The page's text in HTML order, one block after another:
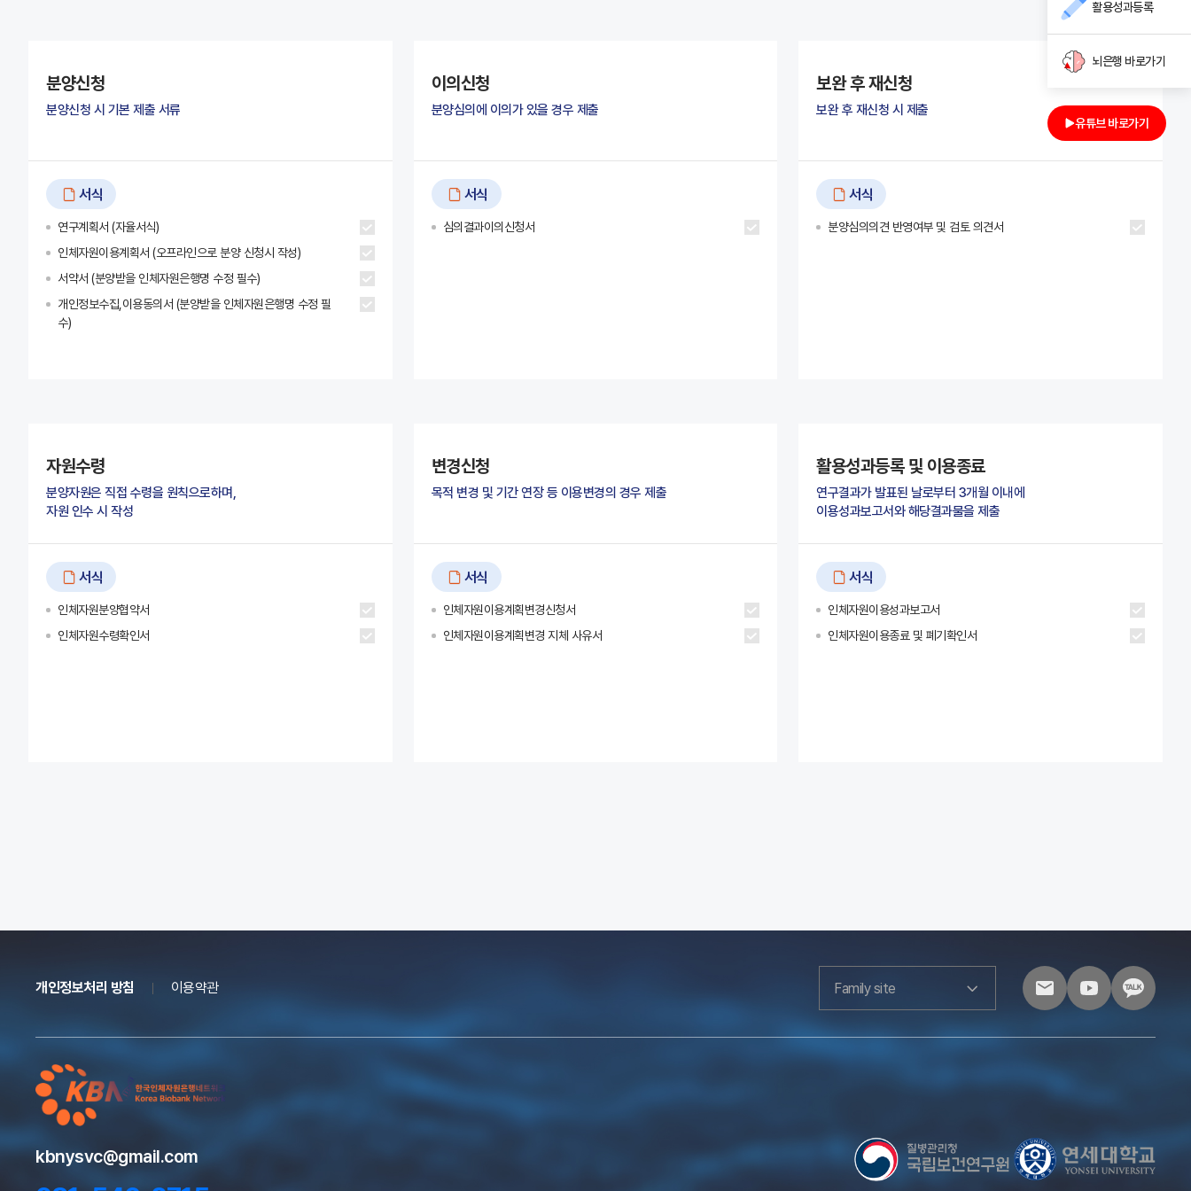
분양신청
분양신청 시 기본 제출 서류
서식
연구계획서 (자율서식)
인체자원이용계획서 (오프라인으로 분양 신청시 작성)
서약서 (분양받을 인체자원은행명 수정 필수)
개인정보수집,이용동의서 (분양받을 인체자원은행명 수정 필
수)
이의신청
분양심의에 이의가 있을 경우 제출
서식
심의결과이의신청서
보완 후 재신청
보완 후 재신청 시 제출
서식
분양심의의견 반영여부 및 검토 의견서
자원수령
분양자원은 직접 수령을 원칙으로하며,
자원 인수 시 작성
서식
인체자원분양협약서
인체자원수령확인서
변경신청
목적 변경 및 기간 연장 등 이용변경의 경우 제출
서식
인체자원이용계획변경신청서
인체자원이용계획변경 지체 사유서
활용성과등록 및 이용종료
연구결과가 발표된 날로부터 3개월 이내에
이용성과보고서와 해당결과물을 제출
서식
인체자원이용성과보고서
인체자원이용종료 및 폐기확인서
개인정보처리 방침 이용약관 Family site
kbnysvc@gmail.com
활용성과등록
뇌은행 바로가기
유튜브 바로가기